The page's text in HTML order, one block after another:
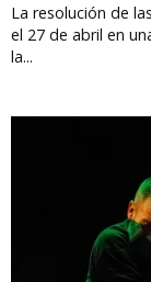
La resolución de
el 27 de abril en
la...